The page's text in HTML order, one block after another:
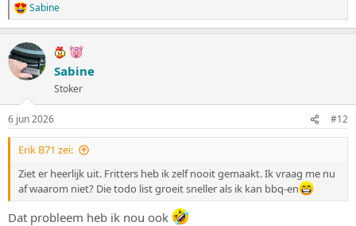
W
a
r
d
e
i
n
g
e
Sabine
Sabine
Stoker
6 jun 2026 #12
Erik B71 zei:
Ziet er heerlijk uit. Fritters heb ik zelf nooit gemaakt. Ik vraag me nu
af waarom niet? Die todo list groeit sneller als ik kan bbq-en
Dat probleem heb ik nou ook